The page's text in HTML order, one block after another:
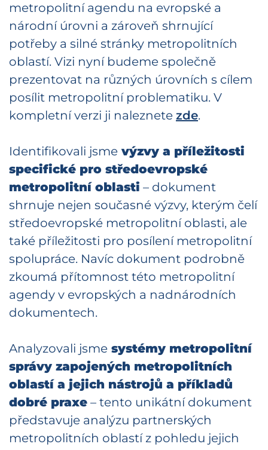
metropolitní agendu na evropské a
národní úrovni a zároveň shrnující
potřeby a silné stránky metropolitních
oblastí. Vizi nyní budeme společně
prezentovat na různých úrovních s cílem
posílit metropolitní problematiku. V
kompletní verzi ji naleznete zde.
Identifikovali jsme výzvy a příležitosti
specifické pro středoevropské
metropolitní oblasti – dokument
shrnuje nejen současné výzvy, kterým čelí
středoevropské metropolitní oblasti, ale
také příležitosti pro posílení metropolitní
spolupráce. Navíc dokument podrobně
zkoumá přítomnost této metropolitní
agendy v evropských a nadnárodních
dokumentech.
Analyzovali jsme systémy metropolitní
správy zapojených metropolitních
oblastí a jejich nástrojů a příkladů
dobré praxe – tento unikátní dokument
představuje analýzu partnerských
metropolitních oblastí z pohledu jejich